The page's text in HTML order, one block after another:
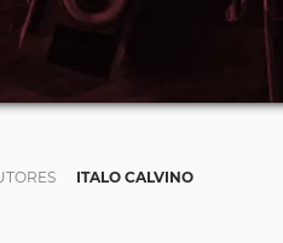
ITALO CALVINO